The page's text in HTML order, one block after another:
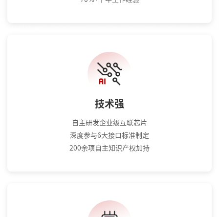
技术强
自主研发企业级互联芯片
深度参与6大接口标准制定
200余项自主知识产权加持